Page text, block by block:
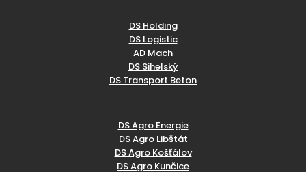
DS Holding
DS Logistic
AD Mach
DS Sihelský
DS Transport Beton
DS Agro Energie
DS Agro Libštát
DS Agro Košťálov
DS Agro Kunčice